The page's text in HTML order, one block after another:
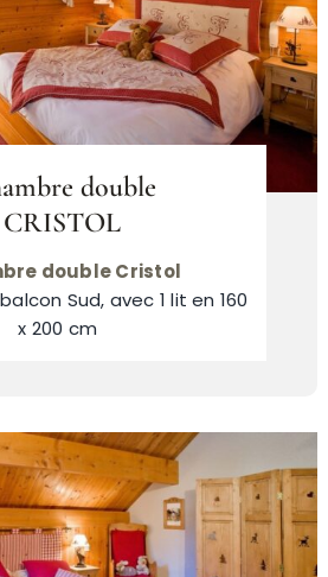
double
CRISTOL
double Cristol
Sud, avec 1 lit en 160
x 200 cm